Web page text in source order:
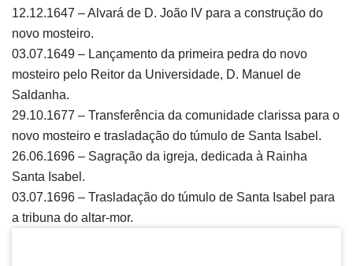
12.12.1647 – Alvará de D. João IV para a construção do
novo mosteiro.
03.07.1649 – Lançamento da primeira pedra do novo
mosteiro pelo Reitor da Universidade, D. Manuel de
Saldanha.
29.10.1677 – Transferência da comunidade clarissa para o
novo mosteiro e trasladação do túmulo de Santa Isabel.
26.06.1696 – Sagração da igreja, dedicada à Rainha
Santa Isabel.
03.07.1696 – Trasladação do túmulo de Santa Isabel para
a tribuna do altar-mor.